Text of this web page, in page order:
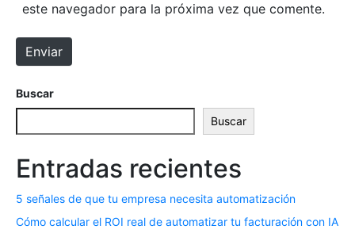
e
r
ó
n
c
*
e
b
este navegador para la próxima vez que comente.
Enviar
Buscar
Buscar
Entradas recientes
5 señales de que tu empresa necesita automatización
Cómo calcular el ROI real de automatizar tu facturación con IA